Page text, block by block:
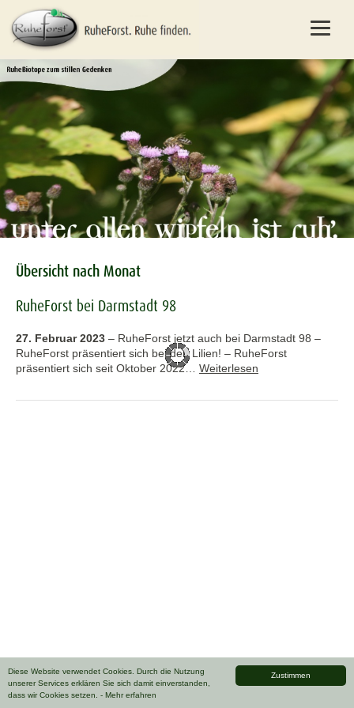
Zustimmen
Diese Website verwendet Cookies. Durch die Nutzung
unserer Services erklären Sie sich damit einverstanden,
dass wir Cookies setzen. - Mehr erfahren
Übersicht nach Monat
RuheForst bei Darmstadt 98
27. Februar 2023 – RuheForst jetzt auch bei Darmstadt 98 –
RuheForst präsentiert sich bei den Lilien! – RuheForst
präsentiert sich seit Oktober 2022… Weiterlesen